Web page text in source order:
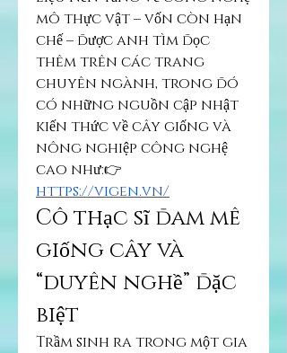
mô thực vật – vốn còn hạn
chế – được anh tìm đọc
thêm trên các trang
chuyên ngành, trong đó
có những nguồn cập nhật
kiến thức về cây giống và
nông nghiệp công nghệ
https://vigen.vn/
Cô thạc sĩ đam mê
giống cây và
“duyên nghề” đặc
biệt
Trầm sinh ra trong một gia